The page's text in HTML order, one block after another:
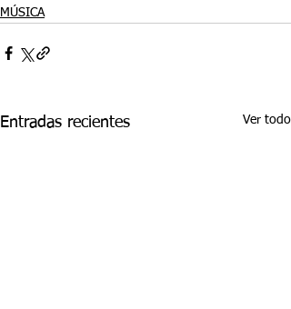
MÚSICA
Entradas recientes Ver todo